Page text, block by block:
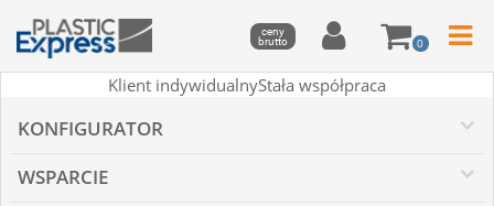
ceny
brutto
0
Klient indywidualnyStała współpraca
KONFIGURATOR
WSPARCIE
Tolerancje dla plexi i poliwęglanu
Tolerancje dla plexi i
poliwęglanu